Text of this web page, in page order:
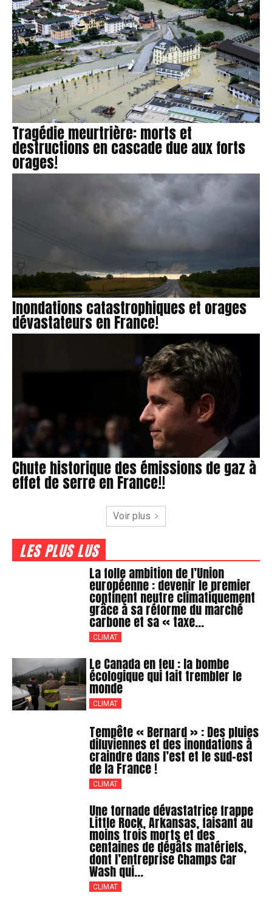
Tragédie meurtrière: morts et
destructions en cascade due aux forts
orages!
Inondations catastrophiques et orages
dévastateurs en France!
Chute historique des émissions de gaz à
effet de serre en France!!
Voir plus
LES PLUS LUS
La folle ambition de l’Union
européenne : devenir le premier
continent neutre climatiquement
grâce à sa réforme du marché
carbone et sa « taxe...
CLIMAT
Le Canada en feu : la bombe
écologique qui fait trembler le
monde
CLIMAT
Tempête « Bernard » : Des pluies
diluviennes et des inondations à
craindre dans l’est et le sud-est
de la France !
CLIMAT
Une tornade dévastatrice frappe
Little Rock, Arkansas, faisant au
moins trois morts et des
centaines de dégâts matériels,
dont l’entreprise Champs Car
Wash qui...
CLIMAT